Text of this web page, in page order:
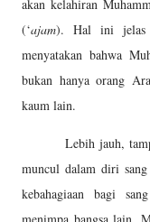
akan kelahiran
(‘ajam). Hal ini jelas
menyatakan bahwa
bukan hanya orang
kaum lain.
Lebih jauh,
muncul dalam diri
kebahagiaan bagi